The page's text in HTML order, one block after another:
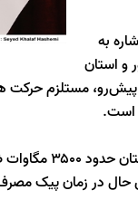
به
استان
پیش‌رو، مستلزم
است.
رستمی با تشریح
این حال در زمان